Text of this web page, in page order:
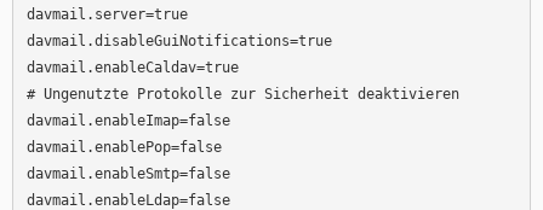
davmail.server=true
davmail.disableGuiNotifications=true
davmail.enableCaldav=true
# Ungenutzte Protokolle zur Sicherheit deaktivieren
davmail.enableImap=false
davmail.enablePop=false
davmail.enableSmtp=false
davmail.enableLdap=false